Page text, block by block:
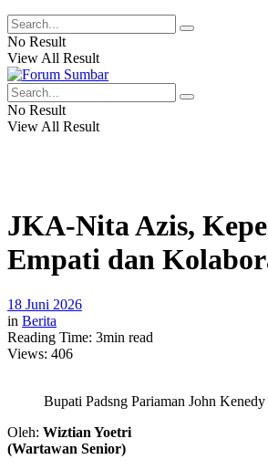
No Result
View All Result
No Result
View All Result
JKA-Nita Azis,
Empati dan
18 Juni 2026
in Berita
Reading Time: 3min read
Views: 406
Bupati Padsng Pariaman John
Oleh: Wiztian Yoetri
(Wartawan Senior)